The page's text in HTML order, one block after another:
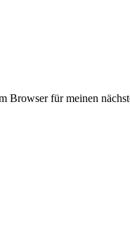
Browser für meinen